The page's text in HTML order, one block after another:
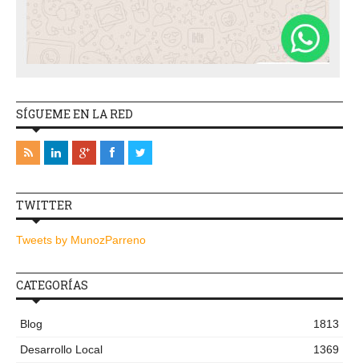
SÍGUEME EN LA RED
TWITTER
Tweets by MunozParreno
CATEGORÍAS
Blog
1813
Desarrollo Local
1369